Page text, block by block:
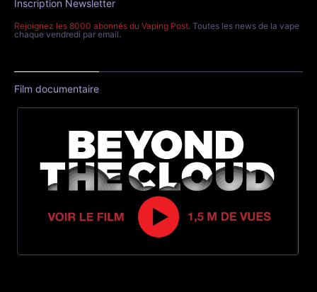
Inscription Newsletter
Rejoignez les 8000 abonnés du Vaping Post. Toutes les news de la vape
chaque vendredi par email.
Film documentaire